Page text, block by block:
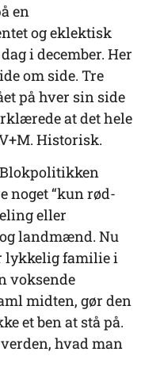
en
og eklektisk
i december. Her
om side. Tre
på hver sin side
at det hele
Historisk.
noget “kun rød-
eller
landmænd. Nu
lykkelig familie i
voksende
midten, gør den
et ben at stå på.
hvad man